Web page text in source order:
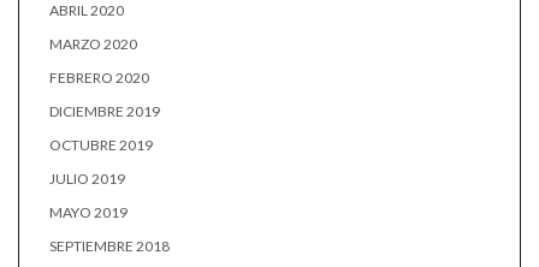
ABRIL 2020
MARZO 2020
FEBRERO 2020
DICIEMBRE 2019
OCTUBRE 2019
JULIO 2019
MAYO 2019
SEPTIEMBRE 2018